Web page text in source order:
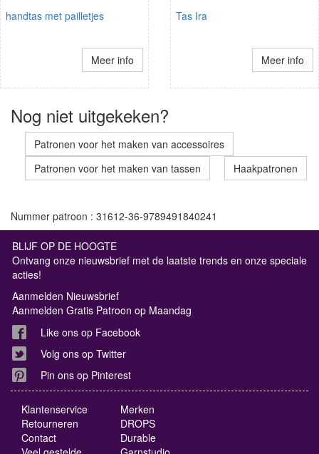
handtas met pailletjes
Meer info
Tas Ira
Meer info
Nog niet uitgekeken?
Patronen voor het maken van accessoires
Patronen voor het maken van tassen
Haakpatronen
Nummer patroon : 31612-36-9789491840241
BLIJF OP DE HOOGTE
Ontvang onze nieuwsbrief met de laatste trends en onze speciale
acties!
Aanmelden Nieuwsbrief
Aanmelden Gratis Patroon op Maandag
Like ons op Facebook
Volg ons op Twitter
Pin ons op Pinterest
Klantenservice
Retourneren
Contact
Merken
DROPS
Durable